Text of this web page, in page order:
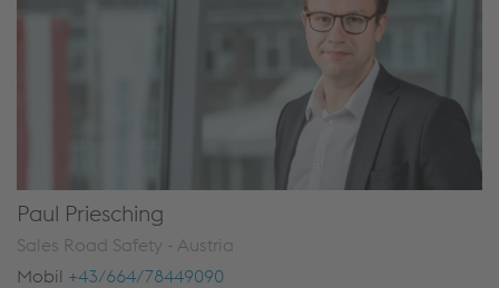
Paul Priesching
Sales Road Safety - Austria
Mobil +43/664/78449090